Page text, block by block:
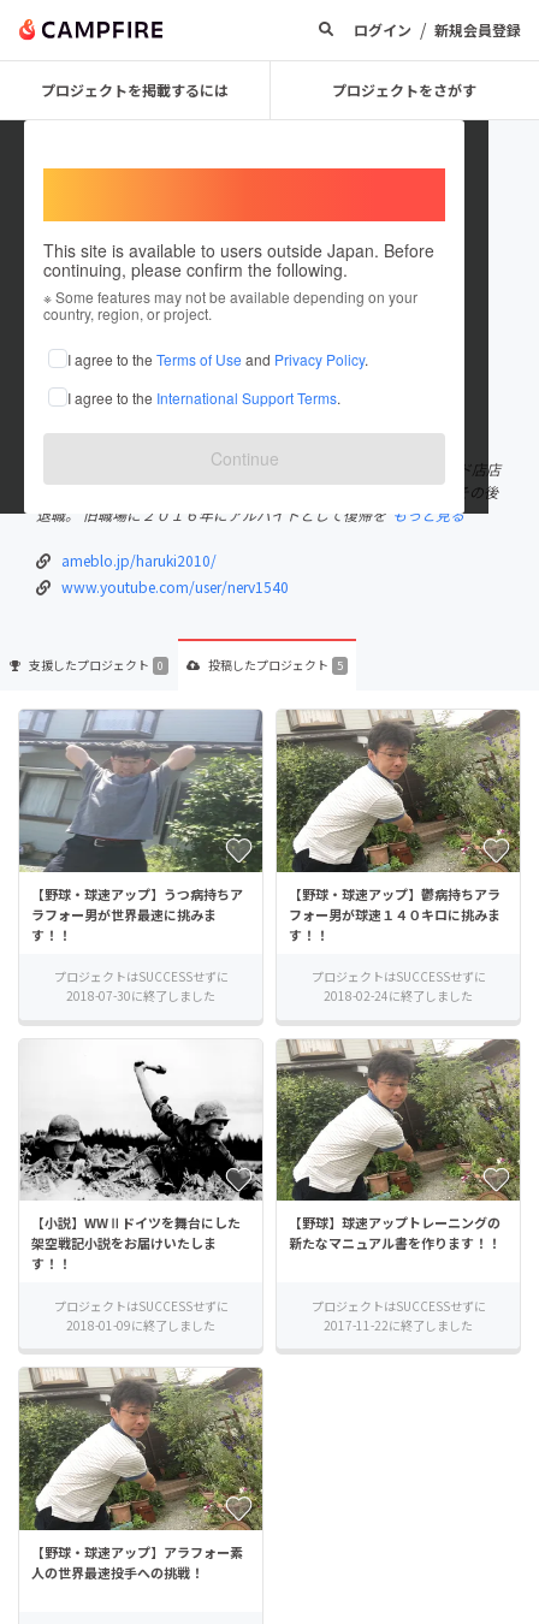
ログイン / 新規会員登録
プロジェクトを掲載するには プロジェクトをさがす
This site is available to users outside Japan. Before
continuing, please confirm the following.
※ Some features may not be available depending on your
country, region, or project.
I agree to the Terms of Use and Privacy Policy.
I agree to the International Support Terms.
Continue
toshiya2100
これまでに5件のプロジェクトを投稿しています
在住国：日本 現在地：愛知県
出身国：日本 出身地：長崎県
運動部経験は無し。愛知大学出身 ２０１４年までファーストフード店店
長職を務めておりましたが、うつ病と自律神経失調により休職、その後
退職。 旧職場に２０１６年にアルバイトとして復帰を もっと見る
ameblo.jp/haruki2010/
www.youtube.com/user/nerv1540
支援したプロジェクト 0 投稿したプロジェクト 5
【野球・球速アップ】うつ病持ちア
ラフォー男が世界最速に挑みま
す！！
プロジェクトはSUCCESSせずに
2018-07-30に終了しました
【野球・球速アップ】鬱病持ちアラ
フォー男が球速１４０キロに挑みま
す！！
プロジェクトはSUCCESSせずに
2018-02-24に終了しました
【小説】WWⅡドイツを舞台にした
架空戦記小説をお届けいたしま
す！！
プロジェクトはSUCCESSせずに
2018-01-09に終了しました
【野球】球速アップトレーニングの
新たなマニュアル書を作ります！！
プロジェクトはSUCCESSせずに
2017-11-22に終了しました
【野球・球速アップ】アラフォー素
人の世界最速投手への挑戦！